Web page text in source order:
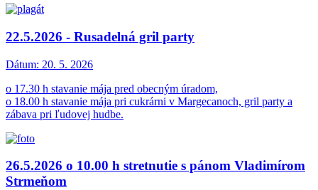
22.5.2026 - Rusadelná gril party
Dátum: 20. 5. 2026
o 17.30 h stavanie mája pred obecným úradom,
o 18.00 h stavanie mája pri cukrárni v Margecanoch, gril party a
zábava pri ľudovej hudbe.
26.5.2026 o 10.00 h stretnutie s pánom Vladimírom
Strmeňom